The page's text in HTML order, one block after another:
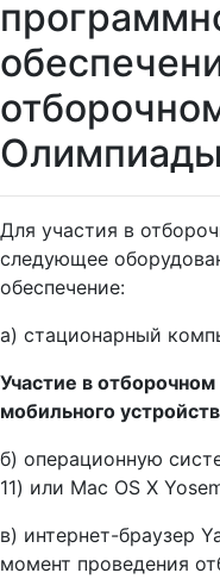
Олимпиады
Для участия в
следующее
обеспечение:
а) стационарный
Участие в
мобильного
б) операционную
11) или Mac OS X
в) интернет-браузер
момент проведения